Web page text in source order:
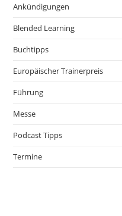
Ankündigungen
Blended Learning
Buchtipps
Europäischer Trainerpreis
Führung
Messe
Podcast Tipps
Termine